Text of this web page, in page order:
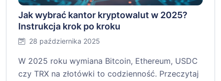
Jak wybrać kantor kryptowalut w 2025?
Instrukcja krok po kroku
28 października 2025
W 2025 roku wymiana Bitcoin, Ethereum, USDC
czy TRX na złotówki to codzienność. Przeczytaj